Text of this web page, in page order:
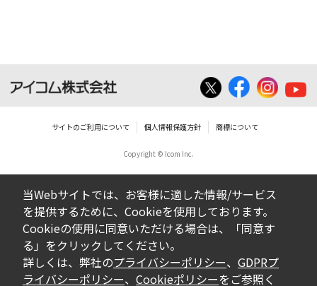
せんのでご了承ください。
告なく改良及び変更される場合があります。
ダウンロードサービスに掲載していますBIOS/
ファームウェアデータにつきましては、パソ
コンの基本システムを制御する重要なデータ
ですから、データの書換中に誤操作や中断に
よって失敗した場合、パソコンが正常に動作
しなくなります。お客様がBIOS/ファームウェ
アデータの書換に失敗され、正常に動作しな
サイトのご利用について 個人情報保護方針 商標について
Copyright © Icom Inc.
当Webサイトでは、お客様に適した情報/サービス
を提供するために、Cookieを使用しております。
Cookieの使用に同意いただける場合は、「同意す
る」をクリックしてください。
詳しくは、弊社のプライバシーポリシー、 GDPRプ
ライバシーポリシー、 Cookieポリシーをご参照く